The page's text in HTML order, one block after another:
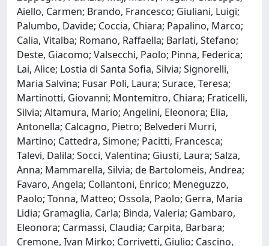
Aiello, Carmen; Brando, Francesco; Giuliani, Luigi;
Palumbo, Davide; Coccia, Chiara; Papalino, Marco;
Calia, Vitalba; Romano, Raffaella; Barlati, Stefano;
Deste, Giacomo; Valsecchi, Paolo; Pinna, Federica;
Lai, Alice; Lostia di Santa Sofia, Silvia; Signorelli,
Maria Salvina; Fusar Poli, Laura; Surace, Teresa;
Martinotti, Giovanni; Montemitro, Chiara; Fraticelli,
Silvia; Altamura, Mario; Angelini, Eleonora; Elia,
Antonella; Calcagno, Pietro; Belvederi Murri,
Martino; Cattedra, Simone; Pacitti, Francesca;
Talevi, Dalila; Socci, Valentina; Giusti, Laura; Salza,
Anna; Mammarella, Silvia; de Bartolomeis, Andrea;
Favaro, Angela; Collantoni, Enrico; Meneguzzo,
Paolo; Tonna, Matteo; Ossola, Paolo; Gerra, Maria
Lidia; Gramaglia, Carla; Binda, Valeria; Gambaro,
Eleonora; Carmassi, Claudia; Carpita, Barbara;
Cremone, Ivan Mirko; Corrivetti, Giulio; Cascino,